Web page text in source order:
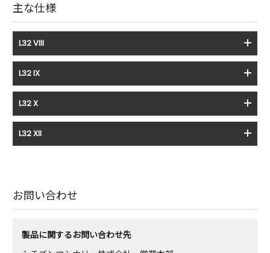
主な仕様
L32 VIII
L32 IX
L32 X
L32 XII
お問い合わせ
製品に関するお問い合わせ先